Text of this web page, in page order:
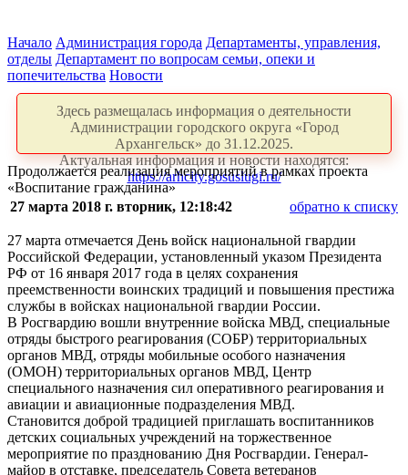
Начало Администрация города Департаменты, управления,
отделы Департамент по вопросам семьи, опеки и
попечительства Новости
Здесь размещалась информация о деятельности
Администрации городского округа «Город
Архангельск» до 31.12.2025.
Актуальная информация и новости находятся:
https://arhcity.gosuslugi.ru/
Продолжается реализация мероприятий в рамках проекта
«Воспитание гражданина»
27 марта 2018 г. вторник, 12:18:42
обратно к списку
27 марта отмечается День войск национальной гвардии
Российской Федерации, установленный указом Президента
РФ от 16 января 2017 года в целях сохранения
преемственности воинских традиций и повышения престижа
службы в войсках национальной гвардии России.
В Росгвардию вошли внутренние войска МВД, специальные
отряды быстрого реагирования (СОБР) территориальных
органов МВД, отряды мобильные особого назначения
(ОМОН) территориальных органов МВД, Центр
специального назначения сил оперативного реагирования и
авиации и авиационные подразделения МВД.
Становится доброй традицией приглашать воспитанников
детских социальных учреждений на торжественное
мероприятие по празднованию Дня Росгвардии. Генерал-
майор в отставке, председатель Совета ветеранов